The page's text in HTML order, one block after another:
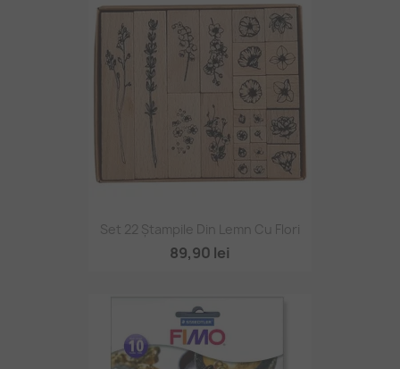
Set 22 Ștampile Din Lemn Cu Flori
89,90 lei